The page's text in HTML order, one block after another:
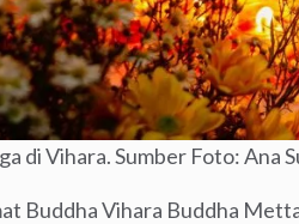
di Vihara. Sumber Foto: Ana
Buddha Vihara Buddha